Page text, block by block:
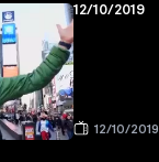
12/10/2019
12/10/2019